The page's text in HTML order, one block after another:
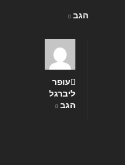
הגב
עופר
ליברגל
הגב